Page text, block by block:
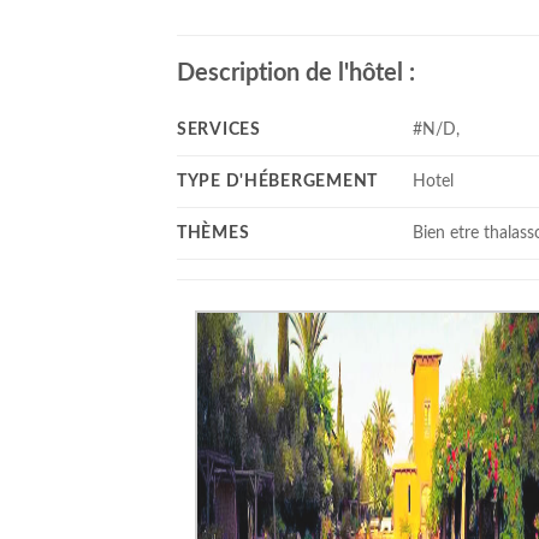
Description de l'hôtel :
SERVICES #N/D,
TYPE D'HÉBERGEMENT Hotel
THÈMES Bien etre